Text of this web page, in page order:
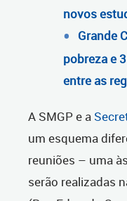
novos
Grande
pobreza e
entre as
A SMGP e a
um esquema
reuniões – uma
serão realizadas